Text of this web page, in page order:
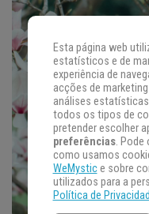
Esta página web
estatísticos e de
experiência de
acções de
análises
todos os tipos de
pretender escolher
preferências. Pode
como usamos
WeMystice sobre
utilizados para a
Política de